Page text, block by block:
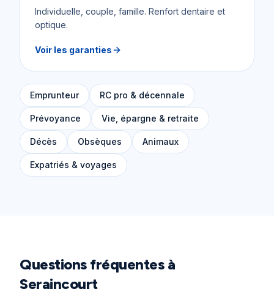
Individuelle, couple, famille. Renfort dentaire et
optique.
Voir les garanties
Emprunteur RC pro & décennale
Prévoyance Vie, épargne & retraite
Décès Obsèques Animaux
Expatriés & voyages
Questions fréquentes à
Seraincourt